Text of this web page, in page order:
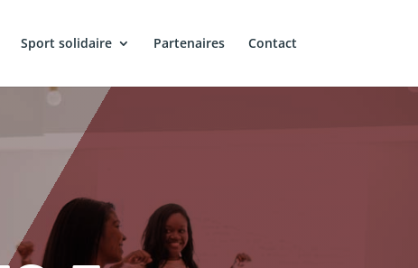
Sport solidaire Partenaires Contact